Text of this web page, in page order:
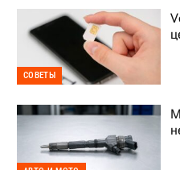
СОВЕТЫ